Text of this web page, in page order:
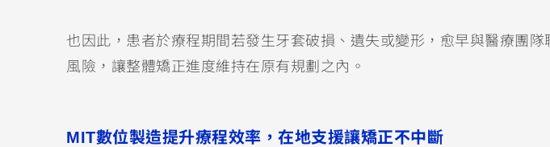
也因此，患者於療程期間若發生牙套破損、遺失或變形，愈早與醫療團
風險，讓整體矯正進度維持在原有規劃之內。
MIT數位製造提升療程效率，在地支援讓矯正不中斷